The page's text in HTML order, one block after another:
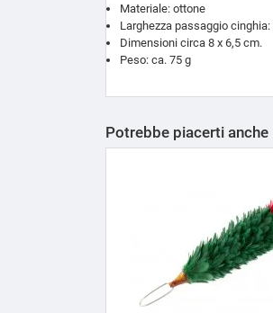
Materiale: ottone
Larghezza passaggio cinghia:
Dimensioni circa 8 x 6,5 cm.
Peso: ca. 75 g
Potrebbe piacerti anche